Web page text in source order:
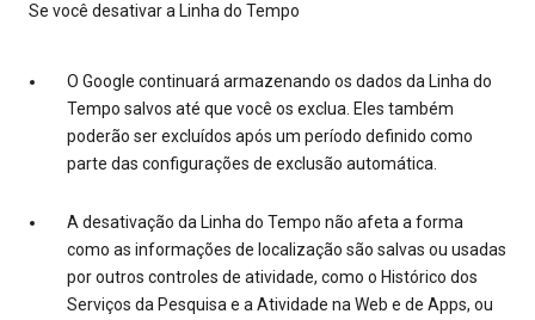
Se você desativar a Linha do Tempo
O Google continuará armazenando os dados da Linha do
Tempo salvos até que você os exclua. Eles também
poderão ser excluídos após um período definido como
parte das configurações de exclusão automática.
A desativação da Linha do Tempo não afeta a forma
como as informações de localização são salvas ou usadas
por outros controles de atividade, como o Histórico dos
Serviços da Pesquisa e a Atividade na Web e de Apps, ou